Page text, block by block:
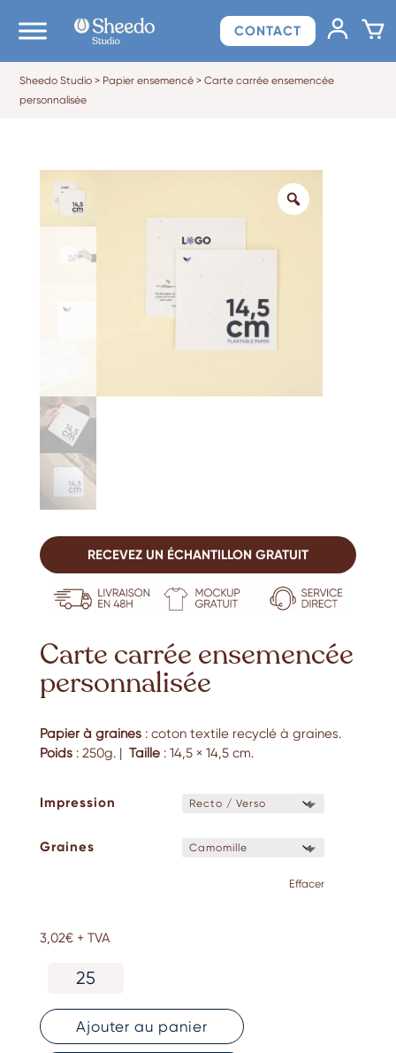
CONTACT
Sheedo Studio > Papier ensemencé >Carte carrée ensemencée
personnalisée
RECEVEZ UN ÉCHANTILLON GRATUIT
Carte carrée ensemencée
personnalisée
Papier à graines : coton textile recyclé à graines.
Poids : 250g. | Taille : 14,5 × 14,5 cm.
Impression
Graines
Effacer
3,02€ + TVA
carrée
ensemencée
Ajouter au panier